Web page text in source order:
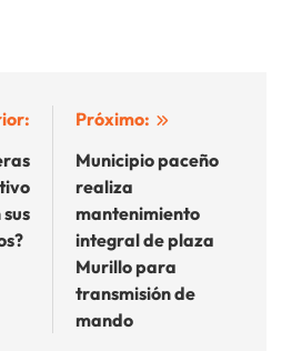
sus
Próximo:
Municipio paceño
realiza
mantenimiento
integral de plaza
Murillo para
transmisión de
mando